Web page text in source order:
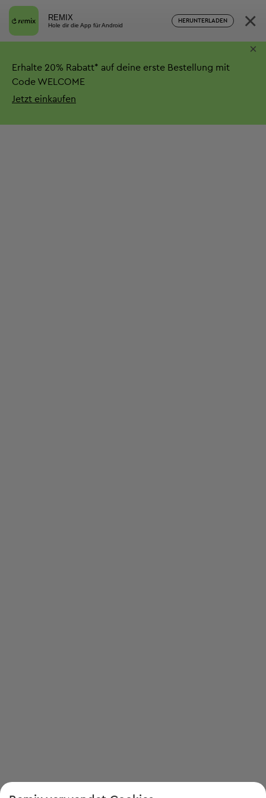
REMIX
Hole dir die App für Android
HERUNTERLADEN ×
Erhalte 20% Rabatt* auf deine erste Bestellung mit
Code WELCOME
Jetzt einkaufen
×